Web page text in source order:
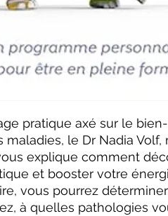
pratique axé sur le
maladies, le Dr Nadia Volf,
explique comment
et booster votre
vous pourrez
à quelles pathologies